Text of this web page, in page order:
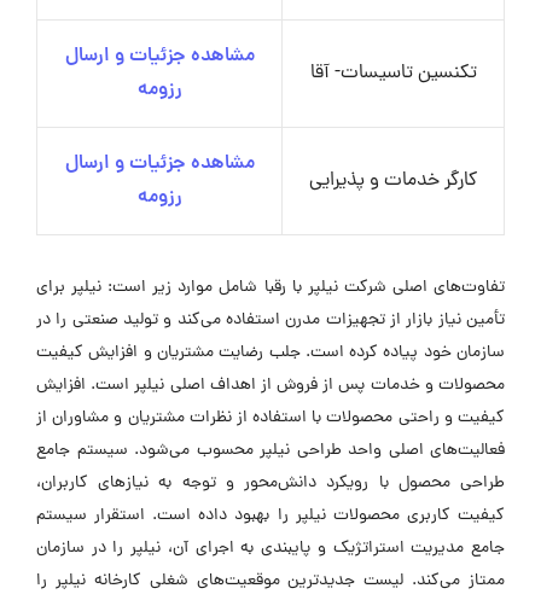
تکنسین تاسیسات- آقا
مشاهده جزئیات و ارسال
رزومه
کارگر خدمات و پذیرایی
مشاهده جزئیات و ارسال
رزومه
تفاوت‌های اصلی شرکت نیلپر با رقبا شامل موارد زیر است: نیلپر برای
تأمین نیاز بازار از تجهیزات مدرن استفاده می‌کند و تولید صنعتی را در
سازمان خود پیاده کرده است. جلب رضایت مشتریان و افزایش کیفیت
محصولات و خدمات پس از فروش از اهداف اصلی نیلپر است. افزایش
کیفیت و راحتی محصولات با استفاده از نظرات مشتریان و مشاوران از
فعالیت‌های اصلی واحد طراحی نیلپر محسوب می‌شود. سیستم جامع
طراحی محصول با رویکرد دانش‌محور و توجه به نیازهای کاربران،
کیفیت کاربری محصولات نیلپر را بهبود داده است. استقرار سیستم
جامع مدیریت استراتژیک و پایبندی به اجرای آن، نیلپر را در سازمان
ممتاز می‌کند. لیست جدیدترین موقعیت‌های شغلی کارخانه نیلپر را